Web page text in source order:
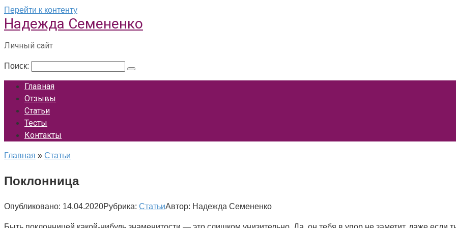
Перейти к контенту
Надежда Семененко
Личный сайт
Поиск:
Главная
Отзывы
Статьи
Тесты
Контакты
Главная » Статьи
Поклонница
Опубликовано: 14.04.2020Рубрика: СтатьиАвтор: Надежда Семененко